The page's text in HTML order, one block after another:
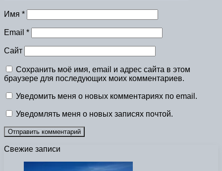
Имя *
Email *
Сайт
Сохранить моё имя, email и адрес сайта в этом
браузере для последующих моих комментариев.
Уведомить меня о новых комментариях по email.
Уведомлять меня о новых записях почтой.
Свежие записи